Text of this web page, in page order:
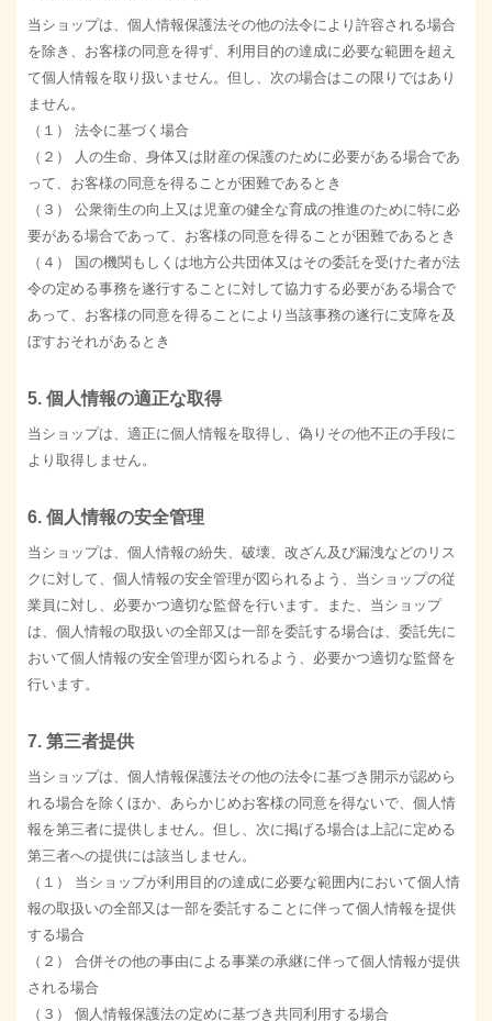
当ショップは、個人情報保護法その他の法令により許容される場合
を除き、お客様の同意を得ず、利用目的の達成に必要な範囲を超え
て個人情報を取り扱いません。但し、次の場合はこの限りではあり
ません。
（１） 法令に基づく場合
（２） 人の生命、身体又は財産の保護のために必要がある場合であ
って、お客様の同意を得ることが困難であるとき
（３） 公衆衛生の向上又は児童の健全な育成の推進のために特に必
要がある場合であって、お客様の同意を得ることが困難であるとき
（４） 国の機関もしくは地方公共団体又はその委託を受けた者が法
令の定める事務を遂行することに対して協力する必要がある場合で
あって、お客様の同意を得ることにより当該事務の遂行に支障を及
ぼすおそれがあるとき
5. 個人情報の適正な取得
当ショップは、適正に個人情報を取得し、偽りその他不正の手段に
より取得しません。
6. 個人情報の安全管理
当ショップは、個人情報の紛失、破壊、改ざん及び漏洩などのリス
クに対して、個人情報の安全管理が図られるよう、当ショップの従
業員に対し、必要かつ適切な監督を行います。また、当ショップ
は、個人情報の取扱いの全部又は一部を委託する場合は、委託先に
おいて個人情報の安全管理が図られるよう、必要かつ適切な監督を
行います。
7. 第三者提供
当ショップは、個人情報保護法その他の法令に基づき開示が認めら
れる場合を除くほか、あらかじめお客様の同意を得ないで、個人情
報を第三者に提供しません。但し、次に掲げる場合は上記に定める
第三者への提供には該当しません。
（１） 当ショップが利用目的の達成に必要な範囲内において個人情
報の取扱いの全部又は一部を委託することに伴って個人情報を提供
する場合
（２） 合併その他の事由による事業の承継に伴って個人情報が提供
される場合
（３） 個人情報保護法の定めに基づき共同利用する場合